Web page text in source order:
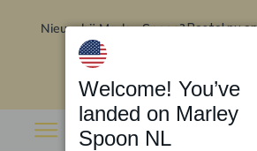
Nieuw bij Marley Spoon?Bestel nu
Welcome! You’ve
landed on Marley
Spoon NL